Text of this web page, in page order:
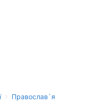
› Православ`я